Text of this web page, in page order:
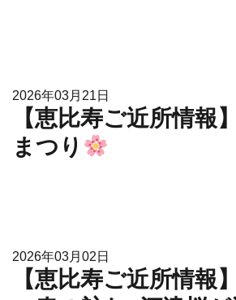
2026年03月21日
【恵比寿ご近所情報
まつり
2026年03月02日
【恵比寿ご近所情報